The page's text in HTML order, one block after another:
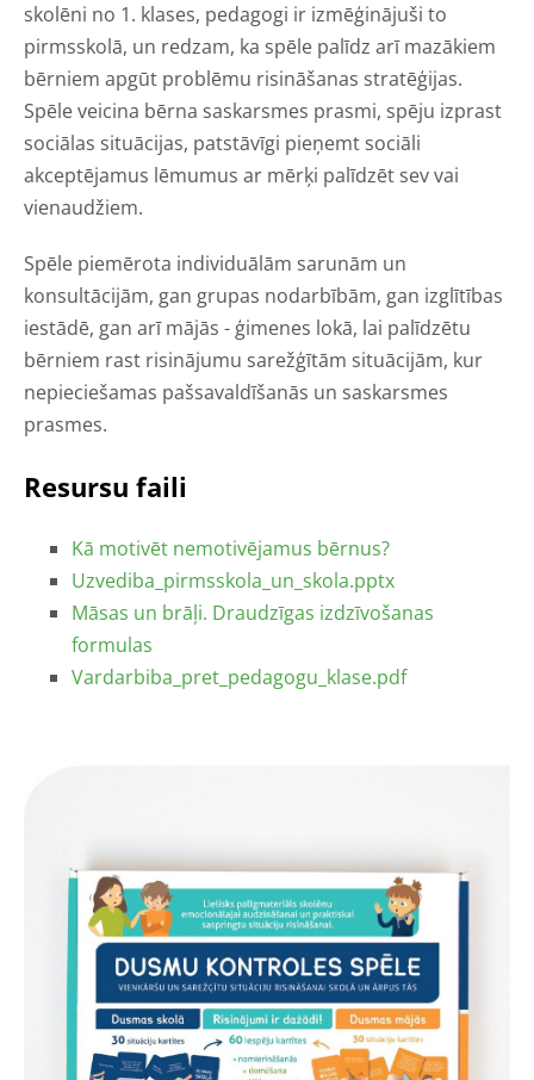
skolēni no 1. klases, pedagogi ir izmēģinājuši to
pirmsskolā, un redzam, ka spēle palīdz arī mazākiem
bērniem apgūt problēmu risināšanas stratēģijas.
Spēle veicina bērna saskarsmes prasmi, spēju izprast
sociālas situācijas, patstāvīgi pieņemt sociāli
akceptējamus lēmumus ar mērķi palīdzēt sev vai
vienaudžiem.
Spēle piemērota individuālām sarunām un
konsultācijām, gan grupas nodarbībām, gan izglītības
iestādē, gan arī mājās - ģimenes lokā, lai palīdzētu
bērniem rast risinājumu sarežģītām situācijām, kur
nepieciešamas pašsavaldīšanās un saskarsmes
prasmes.
Resursu faili
Kā motivēt nemotivējamus bērnus?
Uzvediba_pirmsskola_un_skola.pptx
Māsas un brāļi. Draudzīgas izdzīvošanas
formulas
Vardarbiba_pret_pedagogu_klase.pdf